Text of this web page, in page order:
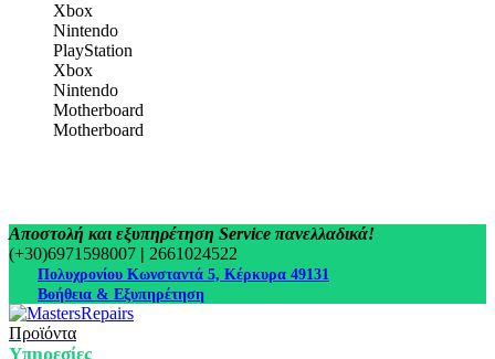
Xbox
Nintendo
PlayStation
Xbox
Nintendo
Motherboard
Motherboard
Αποστολή και εξυπηρέτηση Service πανελλαδικά!
(+30)6971598007 | 2661024522
Πολυχρονίου Κωνσταντά 5, Κέρκυρα 49131
Βοήθεια & Εξυπηρέτηση
Προϊόντα
Υπηρεσίες